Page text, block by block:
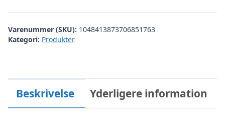
Varenummer (SKU): 1048413873706851763
Kategori: Produkter
Beskrivelse Yderligere information